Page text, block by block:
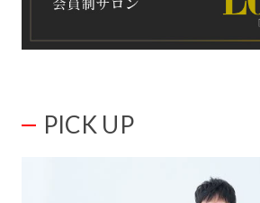
PICK UP